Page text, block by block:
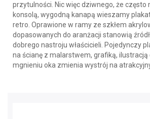
przytulności. Nic więc dziwnego, że często
konsolą, wygodną kanapą wieszamy
retro. Oprawione w ramy ze szkłem
dopasowanych do aranżacji stanowią
dobrego nastroju właścicieli. Pojedynczy
na ścianę z malarstwem, grafiką,
mgnieniu oka zmienia wystrój na